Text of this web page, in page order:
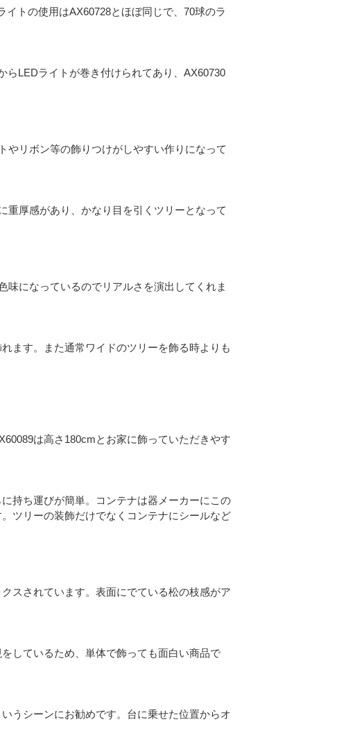
トの使用はAX60728とほぼ同じで、70球のラ
らLEDライトが巻き付けられてあり、AX60730
やリボン等の飾りつけがしやすい作りになって
重厚感があり、かなり目を引くツリーとなって
味になっているのでリアルさを演出してくれま
ます。また通常ワイドのツリーを飾る時よりも
は高さ180cmとお家に飾っていただきやす
持ち運びが簡単。コンテナは器メーカーにこの
ツリーの装飾だけでなくコンテナにシールなど
スされています。表面にでている松の枝感がア
しているため、単体で飾っても面白い商品で
うシーンにお勧めです。台に乗せた位置からオ